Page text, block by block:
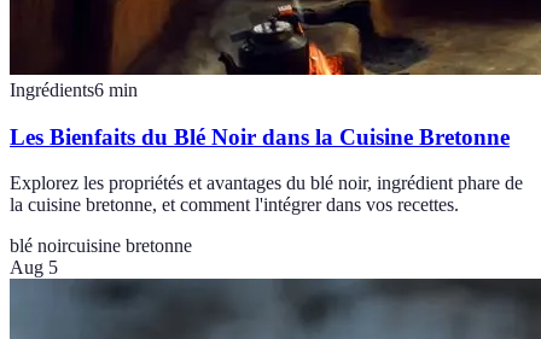
Ingrédients6 min
Les Bienfaits du Blé Noir dans la Cuisine Bretonne
Explorez les propriétés et avantages du blé noir, ingrédient phare de
la cuisine bretonne, et comment l'intégrer dans vos recettes.
blé noircuisine bretonne
Aug 5